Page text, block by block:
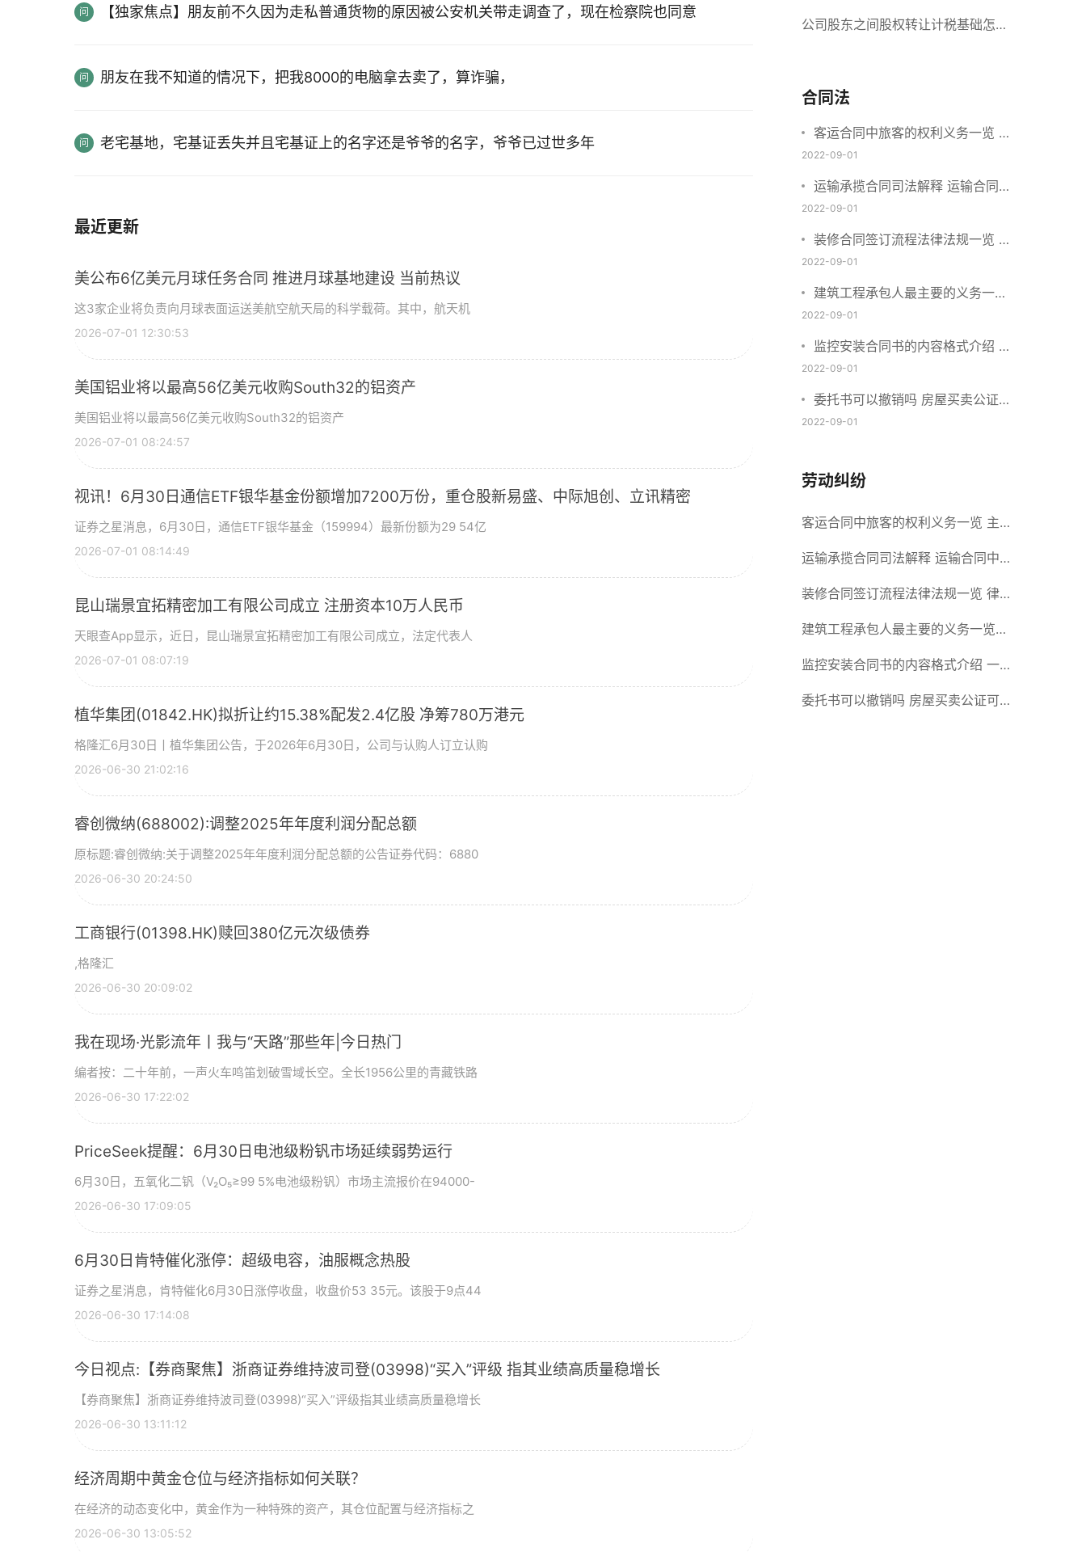
【独家焦点】朋友前不久因为走私普通货物的原因被公安机关带走调查了，现在检察院也同意
朋友在我不知道的情况下，把我8000的电脑拿去卖了，算诈骗，
老宅基地，宅基证丢失并且宅基证上的名字还是爷爷的名字，爷爷已过世多年
最近更新
美公布6亿美元月球任务合同 推进月球基地建设 当前热议
这3家企业将负责向月球表面运送美航空航天局的科学载荷。其中，航天机
2026-07-01 12:30:53
美国铝业将以最高56亿美元收购South32的铝资产
美国铝业将以最高56亿美元收购South32的铝资产
2026-07-01 08:24:57
视讯！6月30日通信ETF银华基金份额增加7200万份，重仓股新易盛、中际旭创、立讯精密
证券之星消息，6月30日，通信ETF银华基金（159994）最新份额为29 54亿
2026-07-01 08:14:49
昆山瑞景宜拓精密加工有限公司成立 注册资本10万人民币
天眼查App显示，近日，昆山瑞景宜拓精密加工有限公司成立，法定代表人
2026-07-01 08:07:19
植华集团(01842.HK)拟折让约15.38%配发2.4亿股 净筹780万港元
格隆汇6月30日丨植华集团公告，于2026年6月30日，公司与认购人订立认购
2026-06-30 21:02:16
睿创微纳(688002):调整2025年年度利润分配总额
原标题:睿创微纳:关于调整2025年年度利润分配总额的公告证券代码：6880
2026-06-30 20:24:50
工商银行(01398.HK)赎回380亿元次级债券
,格隆汇
2026-06-30 20:09:02
我在现场·光影流年丨我与“天路”那些年|今日热门
编者按：二十年前，一声火车鸣笛划破雪域长空。全长1956公里的青藏铁路
2026-06-30 17:22:02
PriceSeek提醒：6月30日电池级粉钒市场延续弱势运行
6月30日，五氧化二钒（V₂O₅≥99 5%电池级粉钒）市场主流报价在94000-
2026-06-30 17:09:05
6月30日肯特催化涨停：超级电容，油服概念热股
证券之星消息，肯特催化6月30日涨停收盘，收盘价53 35元。该股于9点44
2026-06-30 17:14:08
今日视点:【券商聚焦】浙商证券维持波司登(03998)“买入”评级 指其业绩高质量稳增长
【券商聚焦】浙商证券维持波司登(03998)“买入”评级指其业绩高质量稳增长
2026-06-30 13:11:12
经济周期中黄金仓位与经济指标如何关联？
在经济的动态变化中，黄金作为一种特殊的资产，其仓位配置与经济指标之
2026-06-30 13:05:52
人公司的特征
公司股东之间股权转让计税基础怎么
合什么要件？
合同法
客运合同中旅客的权利义务一览 主
要包括这些内容
2022-09-01
运输承揽合同司法解释 运输合同中
承运人的义务有哪些
2022-09-01
装修合同签订流程法律法规一览 律
师解答
2022-09-01
建筑工程承包人最主要的义务一览
承包合同内容介绍
2022-09-01
监控安装合同书的内容格式介绍 一
般包括这些条款
2022-09-01
委托书可以撤销吗 房屋买卖公证可
否撤销
2022-09-01
劳动纠纷
客运合同中旅客的权利义务一览 主
要包括这些内容
运输承揽合同司法解释 运输合同中
承运人的义务有哪些
装修合同签订流程法律法规一览 律
师解答
建筑工程承包人最主要的义务一览
承包合同内容介绍
监控安装合同书的内容格式介绍 一
般包括这些条款
委托书可以撤销吗 房屋买卖公证可